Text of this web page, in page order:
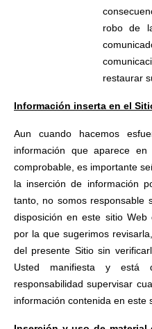
robo de
restaurar
Información inserta en el
Aun cuando hacemos
información que aparece
comprobable, es importante
la inserción de información
tanto, no somos responsable
disposición en este sitio
por la que sugerimos
del presente Sitio sin
Usted manifiesta y
responsabilidad supervisar
información contenida en este